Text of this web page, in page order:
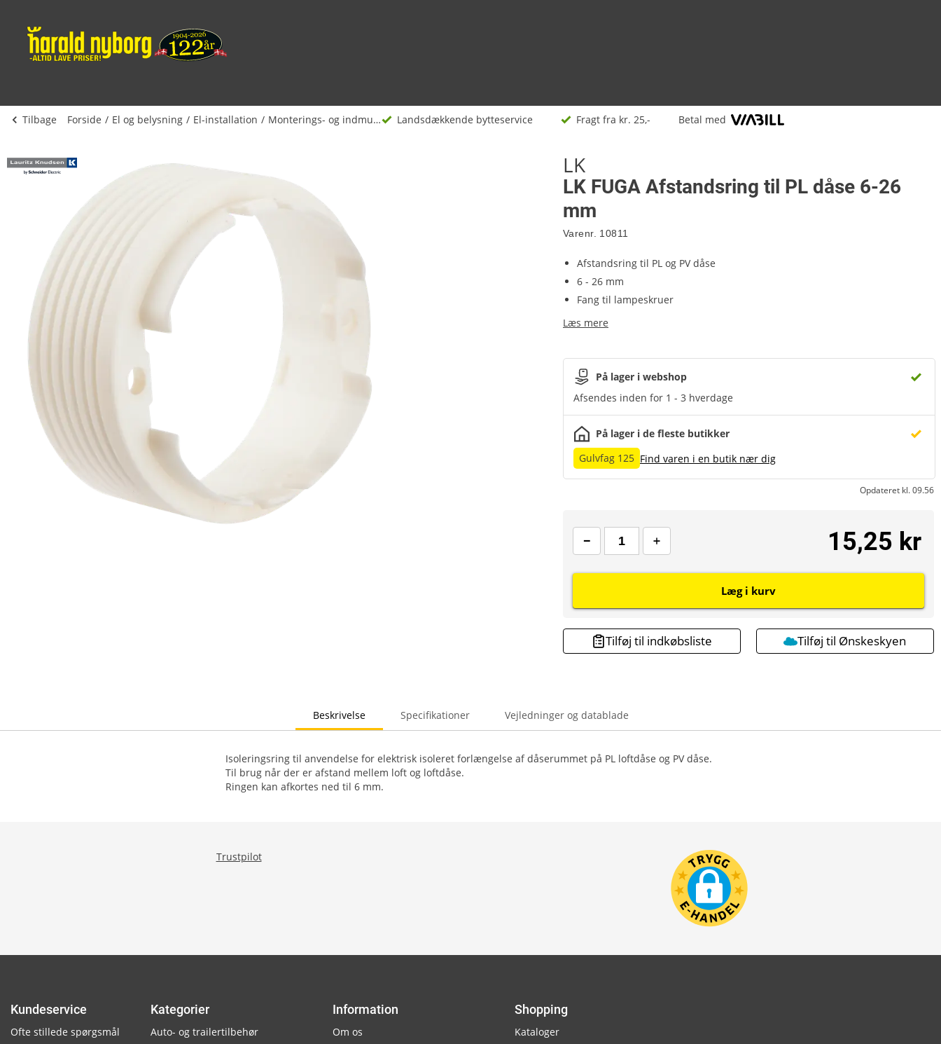
Tilbage Forside El og belysning El-installation Monterings- og indmuringsdåser Landsdækkende bytteservice Fragt fra kr. 25,- Betal med
LK
LK FUGA Afstandsring til PL dåse 6-26
mm
Varenr. 10811
Afstandsring til PL og PV dåse
6 - 26 mm
Fang til lampeskruer
Læs mere
På lager i webshop
Afsendes inden for 1 - 3 hverdage
På lager i de fleste butikker
Gulvfag 125 Find varen i en butik nær dig
Opdateret kl. 09.56
15,25 kr
Læg i kurv
Tilføj til indkøbsliste Tilføj til Ønskeskyen
Beskrivelse Specifikationer Vejledninger og datablade
Isoleringsring til anvendelse for elektrisk isoleret forlængelse af dåserummet på PL loftdåse og PV dåse.
Til brug når der er afstand mellem loft og loftdåse.
Trustpilot
Kundeservice
Ofte stillede spørgsmål
Kategorier
Auto- og trailertilbehør
Information
Om os
Shopping
Kataloger